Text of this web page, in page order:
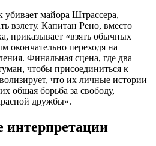
убивает майора Штрассера,
взлету. Капитан Рено, вместо
приказывает «взять обычных
окончательно переходя на
Финальная сцена, где два
чтобы присоединиться к
что их личные истории
общая борьба за свободу,
дружбы».
интерпретации